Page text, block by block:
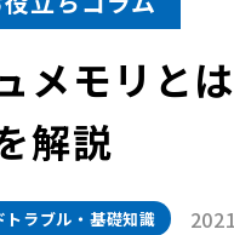
メモリと
解説
ラブル・基礎知識